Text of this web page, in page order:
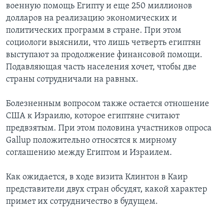
военную помощь Египту и еще 250 миллионов
долларов на реализацию экономических и
политических программ в стране. При этом
социологи выяснили, что лишь четверть египтян
выступают за продолжение финансовой помощи.
Подавляющая часть населения хочет, чтобы две
страны сотрудничали на равных.
Болезненным вопросом также остается отношение
США к Израилю, которое египтяне считают
предвзятым. При этом половина участников опроса
Gallup положительно относятся к мирному
соглашению между Египтом и Израилем.
Как ожидается, в ходе визита Клинтон в Каир
представители двух стран обсудят, какой характер
примет их сотрудничество в будущем.